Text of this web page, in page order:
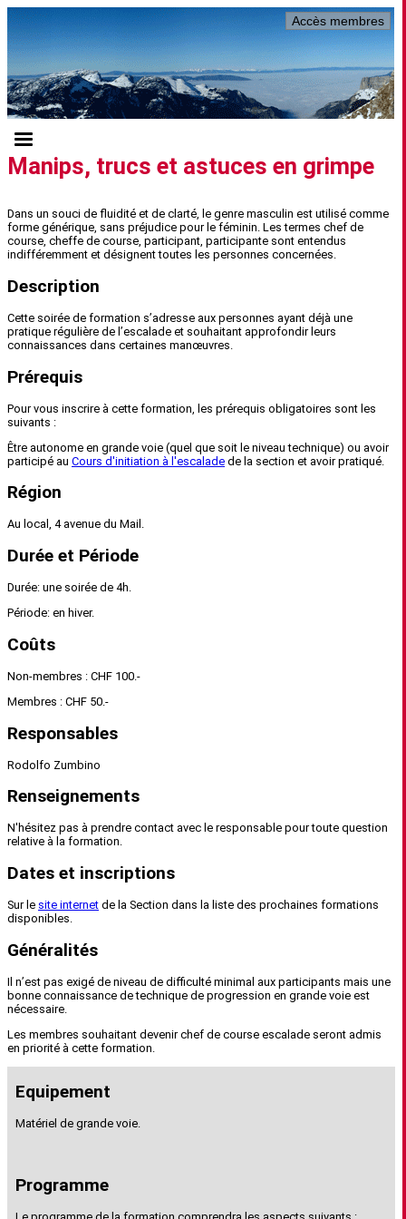
Accès membres
Manips, trucs et astuces en grimpe
Dans un souci de fluidité et de clarté, le genre masculin est utilisé comme
forme générique, sans préjudice pour le féminin. Les termes chef de
course, cheffe de course, participant, participante sont entendus
indifféremment et désignent toutes les personnes concernées.
Description
Cette soirée de formation s’adresse aux personnes ayant déjà une
pratique régulière de l’escalade et souhaitant approfondir leurs
connaissances dans certaines manœuvres.
Prérequis
Pour vous inscrire à cette formation, les prérequis obligatoires sont les
suivants :
Être autonome en grande voie (quel que soit le niveau technique) ou avoir
participé au Cours d'initiation à l'escalade de la section et avoir pratiqué.
Région
Au local, 4 avenue du Mail.
Durée et Période
Durée: une soirée de 4h.
Période: en hiver.
Coûts
Non-membres : CHF 100.-
Membres : CHF 50.-
Responsables
Rodolfo Zumbino
Renseignements
N'hésitez pas à prendre contact avec le responsable pour toute question
relative à la formation.
Dates et inscriptions
Sur le site internet de la Section dans la liste des prochaines formations
disponibles.
Généralités
Il n’est pas exigé de niveau de difficulté minimal aux participants mais une
bonne connaissance de technique de progression en grande voie est
nécessaire.
Les membres souhaitant devenir chef de course escalade seront admis
en priorité à cette formation.
Equipement
Matériel de grande voie.
Programme